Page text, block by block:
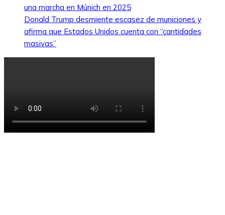
una marcha en Múnich en 2025
Donald Trump desmiente escasez de municiones y
afirma que Estados Unidos cuenta con “cantidades
masivas”